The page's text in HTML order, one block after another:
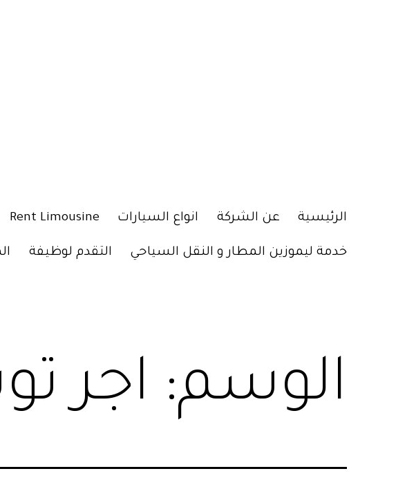
الرئيسية عن الشركة انواع السيارات Rent Limousine
خدمة ليموزين المطار و النقل السياحي التقدم لوظيفة
الوسم: اجر